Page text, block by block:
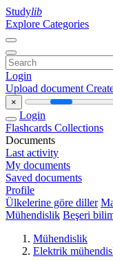
Studylib
Explore Categories
Login
Upload document
×
Login
Flashcards Collections
Documents
Last activity
My documents
Saved documents
Profile
Ülkelerine göre diller
Mühendislik Beşeri
Mühendislik
Elektrik